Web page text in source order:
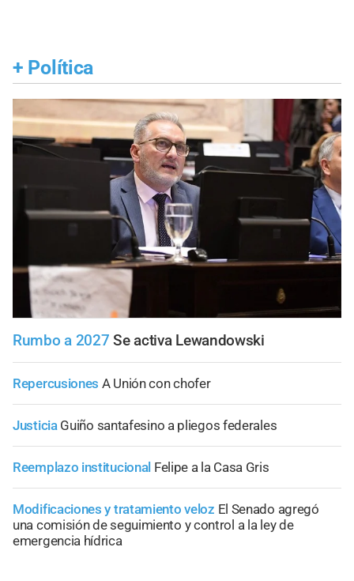
+ Política
Rumbo a 2027 Se activa Lewandowski
Repercusiones A Unión con chofer
Justicia Guiño santafesino a pliegos federales
Reemplazo institucional Felipe a la Casa Gris
Modificaciones y tratamiento veloz El Senado agregó
una comisión de seguimiento y control a la ley de
emergencia hídrica